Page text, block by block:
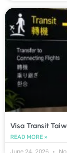
Visa Transit
READ MORE »
June 24, 2026